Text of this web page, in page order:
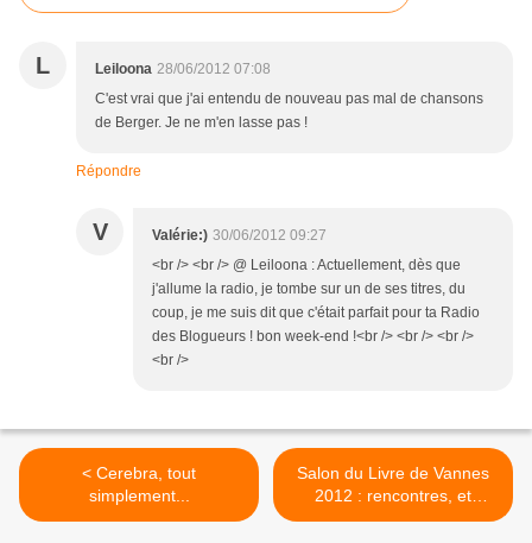
L Leiloona 28/06/2012 07:08
C'est vrai que j'ai entendu de nouveau pas mal de chansons
de Berger. Je ne m'en lasse pas !
Répondre
V Valérie:) 30/06/2012 09:27
<br /> <br /> @ Leiloona : Actuellement, dès que
j'allume la radio, je tombe sur un de ses titres, du
coup, je me suis dit que c'était parfait pour ta Radio
des Blogueurs ! bon week-end !<br /> <br /> <br />
<br />
< Cerebra, tout
simplement...
Salon du Livre de Vannes
2012 : rencontres, et
retrouvailles ! >